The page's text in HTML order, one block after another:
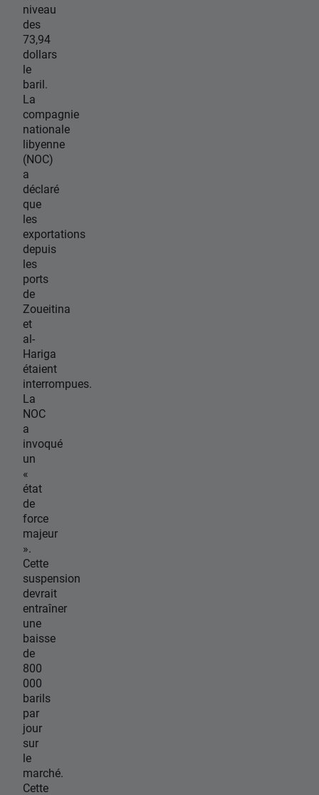
niveau
des
73,94
dollars
le
baril.
La
compagnie
nationale
libyenne
(NOC)
a
déclaré
que
les
exportations
depuis
les
ports
de
Zoueitina
et
al-
Hariga
étaient
interrompues.
La
NOC
a
invoqué
un
«
état
de
force
majeur
».
Cette
suspension
devrait
entraîner
une
baisse
de
800
000
barils
par
jour
sur
le
marché.
Cette